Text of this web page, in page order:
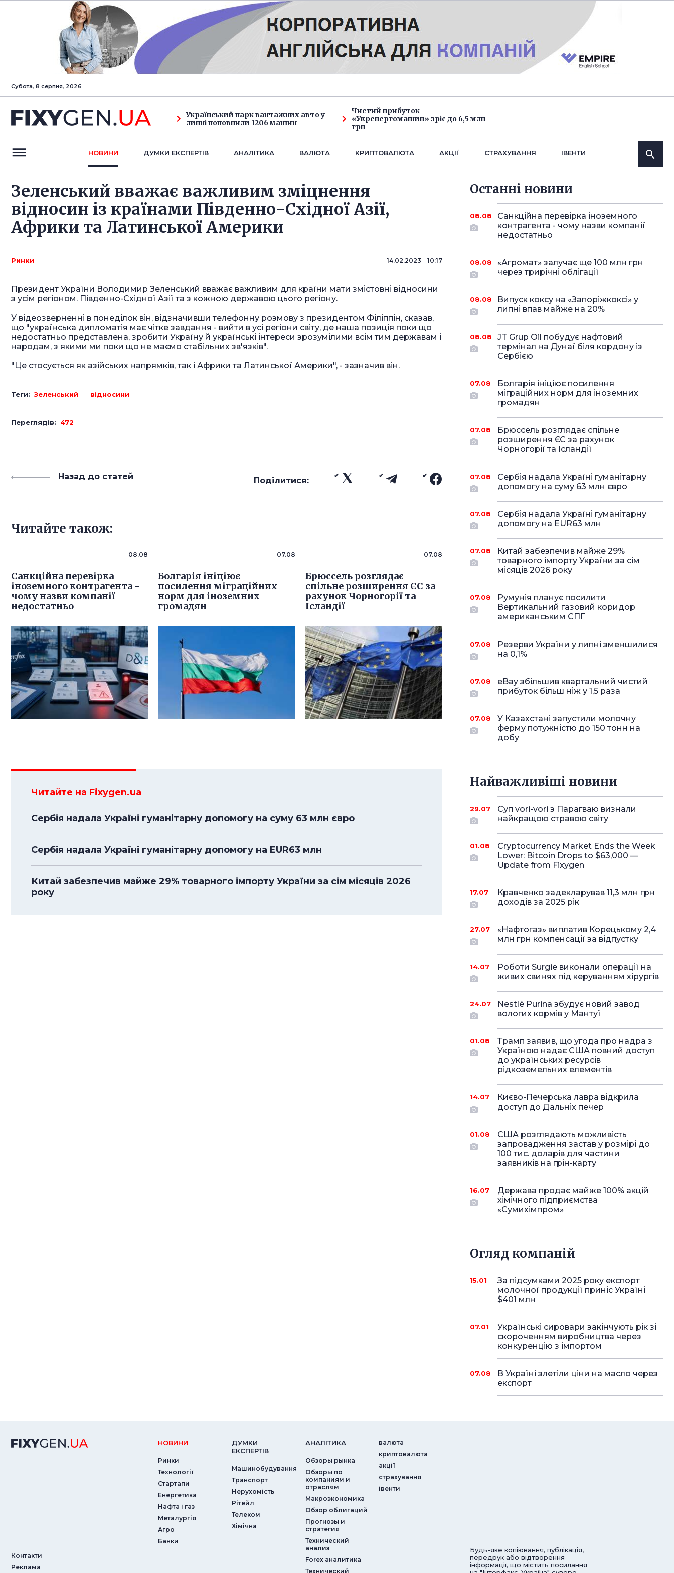
Субота, 8 серпня, 2026
Український парк вантажних авто у
липні поповнили 1206 машин
Чистий прибуток
«Укренергомашин» зріс до 6,5 млн
грн
НОВИНИ ДУМКИ ЕКСПЕРТIВ АНАЛIТИКА ВАЛЮТА КРИПТОВАЛЮТА АКЦІЇ СТРАХУВАННЯ IВЕНТИ
Зеленський вважає важливим зміцнення
відносин із країнами Південно-Східної Азії,
Африки та Латинської Америки
Ринки 14.02.2023 10:17
Президент України Володимир Зеленський вважає важливим для країни мати змістовні відносини
з усім регіоном. Південно-Східної Азії та з кожною державою цього регіону.
У відеозверненні в понеділок він, відзначивши телефонну розмову з президентом Філіппін, сказав,
що "українська дипломатія має чітке завдання - вийти в усі регіони світу, де наша позиція поки що
недостатньо представлена, зробити Україну й українські інтереси зрозумілими всім тим державам і
народам, з якими ми поки що не маємо стабільних зв'язків".
"Це стосується як азійських напрямків, так і Африки та Латинської Америки", - зазначив він.
Теги:Зеленський відносини
Переглядів: 472
Назад до статей Поділитися:
Читайте також:
08.08
Санкційна перевірка
іноземного контрагента -
чому назви компанії
недостатньо
07.08
Болгарія ініціює
посилення міграційних
норм для іноземних
громадян
07.08
Брюссель розглядає
спільне розширення ЄС за
рахунок Чорногорії та
Ісландії
Читайте на Fixygen.ua
Сербія надала Україні гуманітарну допомогу на суму 63 млн євро
Сербія надала Україні гуманітарну допомогу на EUR63 млн
Китай забезпечив майже 29% товарного імпорту України за сім місяців 2026
року
Останнi новини
08.08
Санкційна перевірка іноземного
контрагента - чому назви компанії
недостатньо
08.08
«Агромат» залучає ще 100 млн грн
через трирічні облігації
08.08
Випуск коксу на «Запоріжкоксі» у
липні впав майже на 20%
08.08
JT Grup Oil побудує нафтовий
термінал на Дунаї біля кордону із
Сербією
07.08
Болгарія ініціює посилення
міграційних норм для іноземних
громадян
07.08
Брюссель розглядає спільне
розширення ЄС за рахунок
Чорногорії та Ісландії
07.08
Сербія надала Україні гуманітарну
допомогу на суму 63 млн євро
07.08
Сербія надала Україні гуманітарну
допомогу на EUR63 млн
07.08
Китай забезпечив майже 29%
товарного імпорту України за сім
місяців 2026 року
07.08
Румунія планує посилити
Вертикальний газовий коридор
американським СПГ
07.08
Резерви України у липні зменшилися
на 0,1%
07.08
eBay збільшив квартальний чистий
прибуток більш ніж у 1,5 раза
07.08
У Казахстані запустили молочну
ферму потужністю до 150 тонн на
добу
Найважливіші новини
29.07
Суп vori-vori з Парагваю визнали
найкращою стравою світу
01.08
Cryptocurrency Market Ends the Week
Lower: Bitcoin Drops to $63,000 —
Update from Fixygen
17.07
Кравченко задекларував 11,3 млн грн
доходів за 2025 рік
27.07
«Нафтогаз» виплатив Корецькому 2,4
млн грн компенсації за відпустку
14.07
Роботи Surgie виконали операції на
живих свинях під керуванням хірургів
24.07
Nestlé Purina збудує новий завод
вологих кормів у Мантуї
01.08
Трамп заявив, що угода про надра з
Україною надає США повний доступ
до українських ресурсів
рідкоземельних елементів
14.07
Києво-Печерська лавра відкрила
доступ до Дальніх печер
01.08
США розглядають можливість
запровадження застав у розмірі до
100 тис. доларів для частини
заявників на грін-карту
16.07
Держава продає майже 100% акцій
хімічного підприємства
«Сумихімпром»
Огляд компаній
15.01
За підсумками 2025 року експорт
молочної продукції приніс Україні
$401 млн
07.01
Українські сировари закінчують рік зі
скороченням виробництва через
конкуренцію з імпортом
07.08
В Україні злетіли ціни на масло через
експорт
Контакти
Реклама
НОВИНИ
Ринки
Технології
Стартапи
Енергетика
Нафта і газ
Металургія
Агро
Банки
ДУМКИ
ЕКСПЕРТIВ
Машинобудування
Транспорт
Нерухомість
Рітейл
Телеком
Хімічна
АНАЛIТИКА
Обзоры рынка
Обзоры по
компаниям и
отраслям
Макроэкономика
Обзор облигаций
Прогнозы и
стратегия
Технический
анализ
Forex аналитика
Технический
валюта
криптовалюта
акції
страхування
iвенти
Будь-яке копіювання, публікація,
передрук або відтворення
інформації, що містить посилання